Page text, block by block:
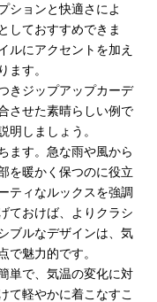
ションと快適さによ
しておすすめできま
ルにアクセントを加え
ます。
きジップアップカーデ
させた素晴らしい例で
明しましょう。
ます。急な雨や風から
を暖かく保つのに役立
ティなルックスを強調
ておけば、よりクラシ
ブルなデザインは、気
で魅力的です。
単で、気温の変化に対
て軽やかに着こなすこ